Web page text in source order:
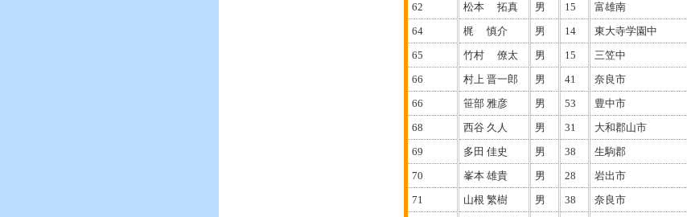
62
松本 拓真 男 15 富雄南
64
梶 慎介 男 14 東大寺学園中
65
竹村 僚太 男 15 三笠中
66
村上 晋一郎 男 41 奈良市
66
笹部 雅彦 男 53 豊中市
68
西谷 久人 男 31 大和郡山市
69
多田 佳史 男 38 生駒郡
70
峯本 雄貴 男 28 岩出市
71
山根 繁樹 男 38 奈良市